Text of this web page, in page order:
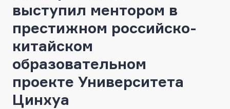
выступил ментором в
престижном российско-
китайском
образовательном
проекте Университета
Цинхуа